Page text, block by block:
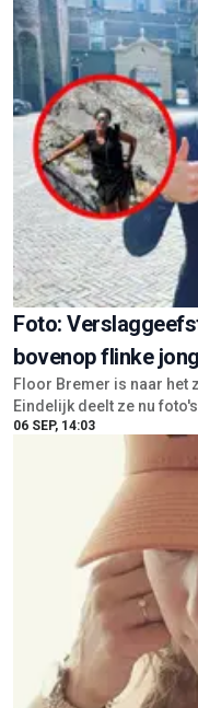
Foto:
bovenop flinke
Floor Bremer is naar het
Eindelijk deelt ze nu
06 SEP, 14:03